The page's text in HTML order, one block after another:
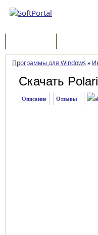
Программы для Windows »
Скачать
Описание Отзывы